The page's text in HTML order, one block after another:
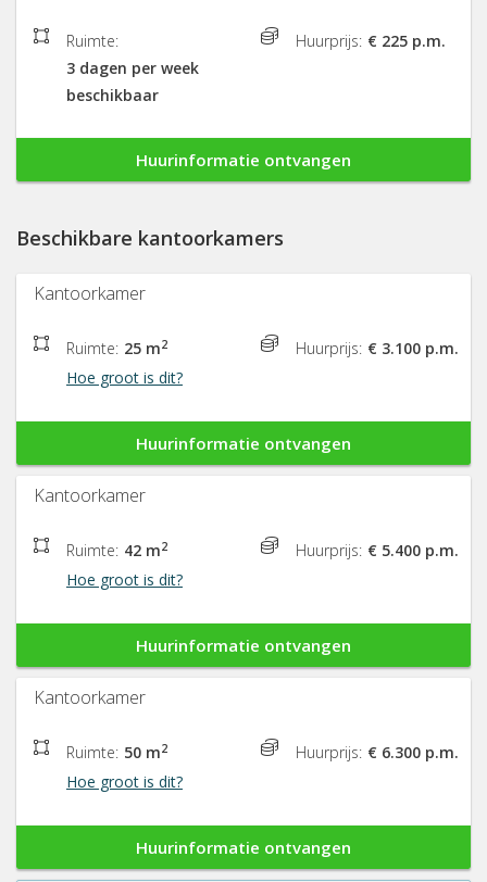
Ruimte:
3 dagen per week
beschikbaar
Huurprijs: € 225 p.m.
Huurinformatie ontvangen
Beschikbare kantoorkamers
Kantoorkamer
Ruimte: 25 m2
Hoe groot is dit?
Huurprijs: € 3.100 p.m.
Huurinformatie ontvangen
Kantoorkamer
Ruimte: 42 m2
Hoe groot is dit?
Huurprijs: € 5.400 p.m.
Huurinformatie ontvangen
Kantoorkamer
Ruimte: 50 m2
Hoe groot is dit?
Huurprijs: € 6.300 p.m.
Huurinformatie ontvangen